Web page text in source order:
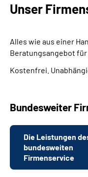
Broschüren und mehr
Über uns
Online-Services
Inhalte in
Unser
Alles wie aus einer
Beratungsangebot
Kostenfrei.
Bundesweiter
Die Leistungen
bundesweiten
Firmenservice